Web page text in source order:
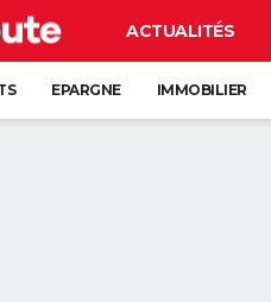
ACTUALITÉS
EPARGNE IMMOBILIER